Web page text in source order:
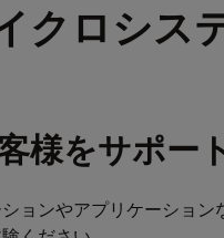
クロシス
様をサポー
ョンやアプリケーショ